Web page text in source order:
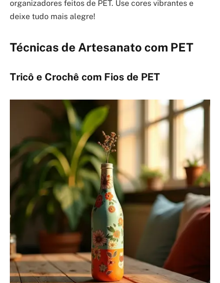
organizadores feitos de PET. Use cores vibrantes e
deixe tudo mais alegre!
Técnicas de Artesanato com PET
Tricô e Crochê com Fios de PET